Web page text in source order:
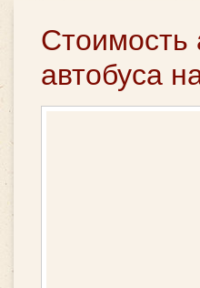
Стоимость
автобуса